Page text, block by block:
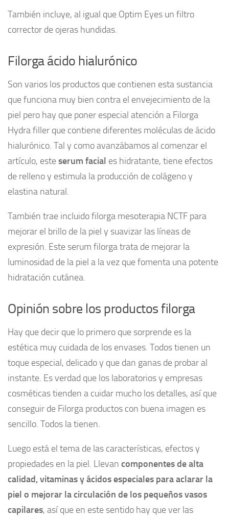
También incluye, al igual que Optim Eyes un filtro
corrector de ojeras hundidas.
Filorga ácido hialurónico
Son varios los productos que contienen esta sustancia
que funciona muy bien contra el envejecimiento de la
piel pero hay que poner especial atención a Filorga
Hydra filler que contiene diferentes moléculas de ácido
hialurónico. Tal y como avanzábamos al comenzar el
artículo, esteserum facial es hidratante, tiene efectos
de relleno y estimula la producción de colágeno y
elastina natural.
También trae incluido filorga mesoterapia NCTF para
mejorar el brillo de la piel y suavizar las líneas de
expresión. Este serum filorga trata de mejorar la
luminosidad de la piel a la vez que fomenta una potente
hidratación cutánea.
Opinión sobre los productos filorga
Hay que decir que lo primero que sorprende es la
estética muy cuidada de los envases. Todos tienen un
toque especial, delicado y que dan ganas de probar al
instante. Es verdad que los laboratorios y empresas
cosméticas tienden a cuidar mucho los detalles, así que
conseguir de Filorga productos con buena imagen es
sencillo. Todos la tienen.
Luego está el tema de las características, efectos y
propiedades en la piel. Llevan componentes de alta
calidad, vitaminas y ácidos especiales para aclarar la
piel o mejorar la circulación de los pequeños vasos
capilares, así que en este sentido hay que ver las